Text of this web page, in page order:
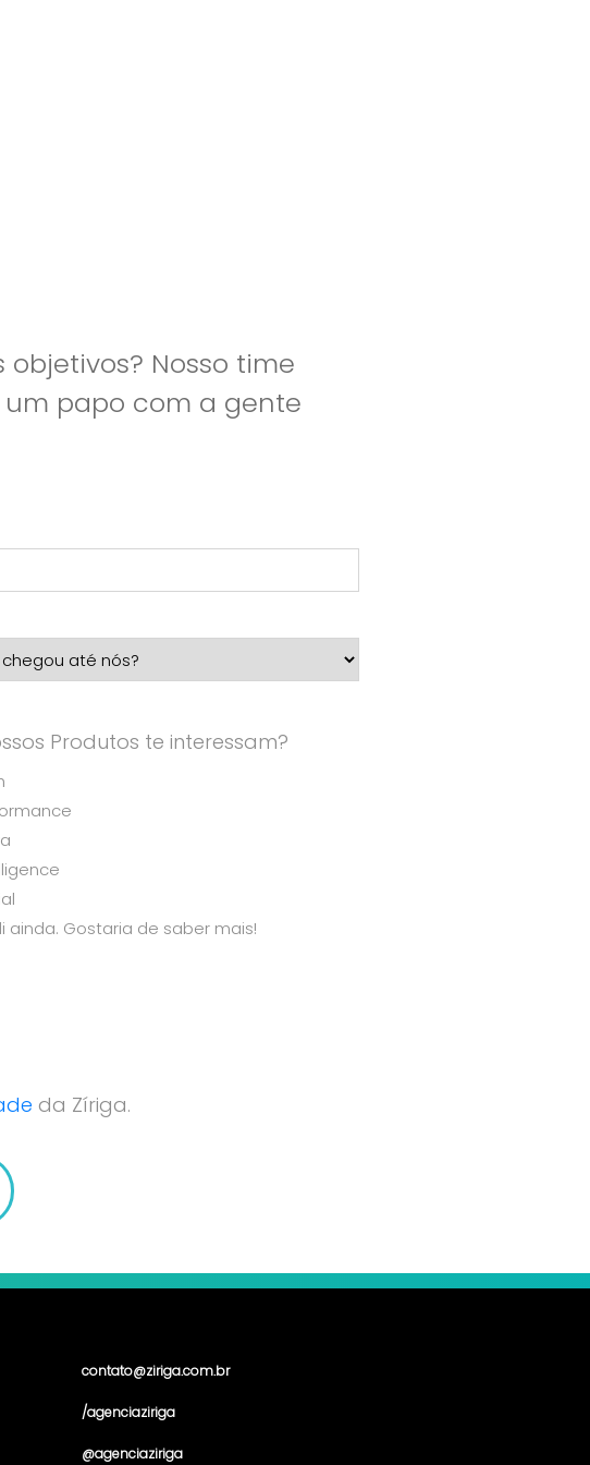
Nosso time
papo com a gente
Produtos te interessam?
ainda. Gostaria de saber mais!
da Zíriga.
contato@ziriga.com.br
/agenciaziriga
@agenciaziriga